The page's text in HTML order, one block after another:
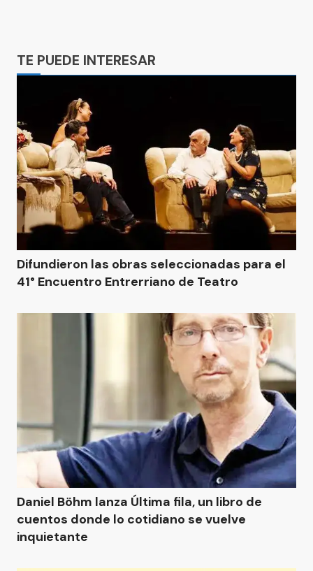
TE PUEDE INTERESAR
Difundieron las obras seleccionadas para el
41° Encuentro Entrerriano de Teatro
Daniel Böhm lanza Última fila, un libro de
cuentos donde lo cotidiano se vuelve
inquietante